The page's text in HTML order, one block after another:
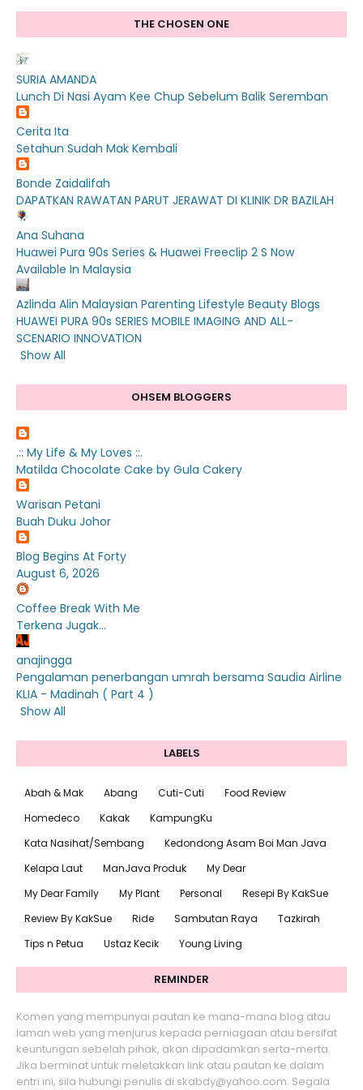
THE CHOSEN ONE
SURIA AMANDA
Lunch Di Nasi Ayam Kee Chup Sebelum Balik Seremban
Cerita Ita
Setahun Sudah Mak Kembali
Bonde Zaidalifah
DAPATKAN RAWATAN PARUT JERAWAT DI KLINIK DR BAZILAH
Ana Suhana
Huawei Pura 90s Series & Huawei Freeclip 2 S Now
Available In Malaysia
Azlinda Alin Malaysian Parenting Lifestyle Beauty Blogs
HUAWEI PURA 90s SERIES MOBILE IMAGING AND ALL-
SCENARIO INNOVATION
Show All
OHSEM BLOGGERS
.:: My Life & My Loves ::.
Matilda Chocolate Cake by Gula Cakery
Warisan Petani
Buah Duku Johor
Blog Begins At Forty
August 6, 2026
Coffee Break With Me
Terkena Jugak...
anajingga
Pengalaman penerbangan umrah bersama Saudia Airline
KLIA - Madinah ( Part 4 )
Show All
LABELS
Abah & Mak Abang Cuti-Cuti
Food Review
Homedeco
Kakak
KampungKu
Kata Nasihat/Sembang
Kedondong Asam Boi Man Java
Kelapa Laut
ManJava Produk
My Dear
My Dear Family
My Plant Personal
Resepi By KakSue
Review By KakSue
Ride Sambutan Raya
Tazkirah
Tips n Petua
Ustaz Kecik Young Living
REMINDER
Komen yang mempunyai pautan ke mana-mana blog atau
laman web yang menjurus kepada perniagaan atau bersifat
keuntungan sebelah pihak, akan dipadamkan serta-merta.
Jika berminat untuk meletakkan link atau pautan ke dalam
entri ini, sila hubungi penulis di skabdy@yahoo.com. Segala